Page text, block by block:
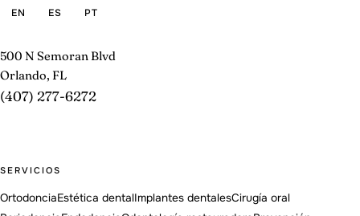
EN ES PT
500 N Semoran Blvd
Orlando, FL
(407) 277-6272
SERVICIOS
OrtodonciaEstética dentalImplantes dentalesCirugía oral